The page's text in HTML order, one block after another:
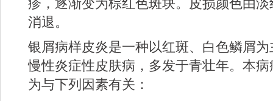
疹，逐渐变为棕红色斑块。皮损颜色由
消退。
银屑病样皮炎是一种以红斑、白色鳞屑
慢性炎症性皮肤病，多发于青壮年。本
为与下列因素有关：